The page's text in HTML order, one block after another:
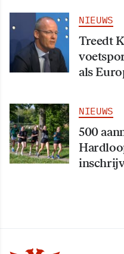
NIEUWS
Treedt
als
NIEUWS
500